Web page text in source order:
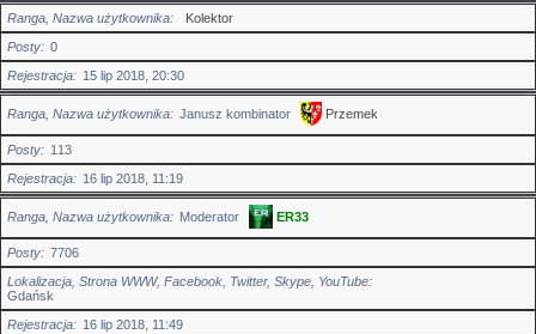
Ranga, Nazwa użytkownika
Kolektor
Posty
0
Rejestracja
15 lip 2018, 20:30
Ranga, Nazwa użytkownika Janusz kombinator Przemek
Posty
113
Rejestracja
16 lip 2018, 11:19
Ranga, Nazwa użytkownika Moderator ER33
Posty
7706
Lokalizacja, Strona WWW, Facebook, Twitter, Skype, YouTube
Gdańsk
Rejestracja
16 lip 2018, 11:49